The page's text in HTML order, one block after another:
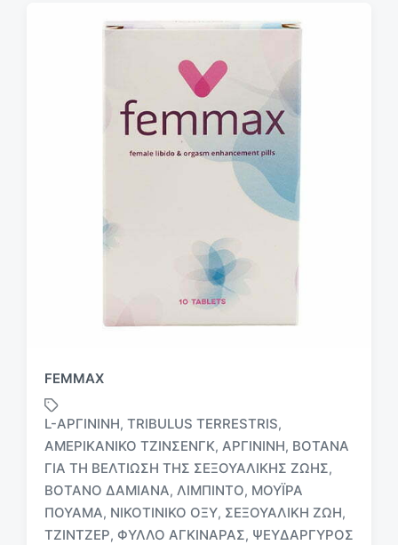
FEMMAX
ε
ε
τ
L-ΑΡΓΙΝΊΝΗ, TRIBULUS TERRESTRIS,
ΑΜΕΡΙΚΑΝΙΚΌ ΤΖΊΝΣΕΝΓΚ, ΑΡΓΙΝΊΝΗ, ΒΌΤΑΝΑ
ΓΙΑ ΤΗ ΒΕΛΤΊΩΣΗ ΤΗΣ ΣΕΞΟΥΑΛΙΚΉΣ ΖΩΉΣ,
ΒΌΤΑΝΟ ΔΑΜΙΑΝΆ, ΛΙΜΠΊΝΤΟ, ΜΟΎΙΡΑ
ΠΟΥΆΜΑ, ΝΙΚΟΤΙΝΙΚΌ ΟΞΎ, ΣΕΞΟΥΑΛΙΚΉ ΖΩΉ,
ΤΖΊΝΤΖΕΡ, ΦΎΛΛΟ ΑΓΚΙΝΆΡΑΣ, ΨΕΥΔΆΡΓΥΡΟΣ